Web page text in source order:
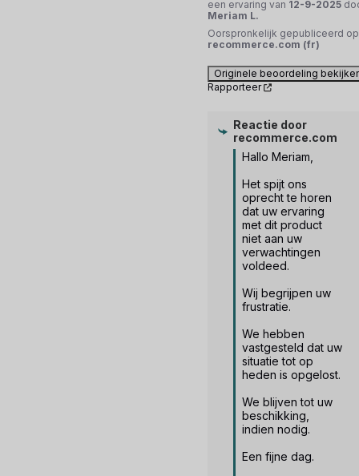
een ervaring van 12-9-2025
Meriam L.
Oorspronkelijk gepubliceerd op
recommerce.com (fr)
Originele beoordeling
Rapporteer
Reactie door
recommerce.com
Hallo Meriam,
Het spijt ons
oprecht te horen
dat uw ervaring
met dit product
niet aan uw
verwachtingen
voldeed.
Wij begrijpen uw
frustratie.
We hebben
vastgesteld dat uw
situatie tot op
heden is opgelost.
We blijven tot uw
beschikking,
indien nodig.
Een fijne dag.